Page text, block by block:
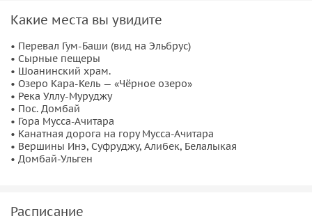
Какие места вы увидите
• Перевал Гум-Баши (вид на Эльбрус)
• Сырные пещеры
• Шоанинский храм.
• Озеро Кара-Кель — «Чёрное озеро»
• Река Уллу-Муруджу
• Пос. Домбай
• Гора Мусса-Ачитара
• Канатная дорога на гору Мусса-Ачитара
• Вершины Инэ, Суфруджу, Алибек, Белалыкая
• Домбай-Ульген
Расписание